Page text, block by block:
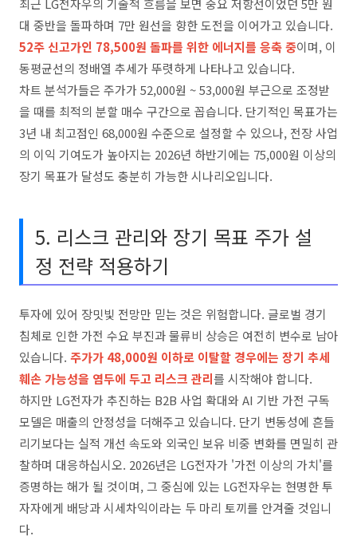
최근 LG전자우의 기술적 흐름을 보면 중요 저항선이었던 5만 원
대 중반을 돌파하며 7만 원선을 향한 도전을 이어가고 있습니다.
52주 신고가인 78,500원 돌파를 위한 에너지를 응축 중이며, 이
동평균선의 정배열 추세가 뚜렷하게 나타나고 있습니다.
차트 분석가들은 주가가 52,000원 ~ 53,000원 부근으로 조정받
을 때를 최적의 분할 매수 구간으로 꼽습니다. 단기적인 목표가는
3년 내 최고점인 68,000원 수준으로 설정할 수 있으나, 전장 사업
의 이익 기여도가 높아지는 2026년 하반기에는 75,000원 이상의
장기 목표가 달성도 충분히 가능한 시나리오입니다.
5. 리스크 관리와 장기 목표 주가 설
정 전략 적용하기
투자에 있어 장밋빛 전망만 믿는 것은 위험합니다. 글로벌 경기
침체로 인한 가전 수요 부진과 물류비 상승은 여전히 변수로 남아
있습니다. 주가가 48,000원 이하로 이탈할 경우에는 장기 추세
훼손 가능성을 염두에 두고 리스크 관리를 시작해야 합니다.
하지만 LG전자가 추진하는 B2B 사업 확대와 AI 기반 가전 구독
모델은 매출의 안정성을 더해주고 있습니다. 단기 변동성에 흔들
리기보다는 실적 개선 속도와 외국인 보유 비중 변화를 면밀히 관
찰하며 대응하십시오. 2026년은 LG전자가 '가전 이상의 가치'를
증명하는 해가 될 것이며, 그 중심에 있는 LG전자우는 현명한 투
자자에게 배당과 시세차익이라는 두 마리 토끼를 안겨줄 것입니
다.